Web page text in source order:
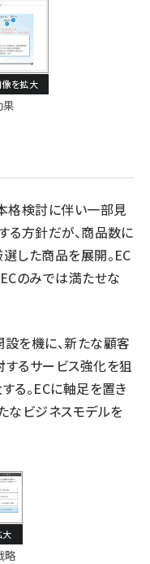
格検討に伴い一部見
る方針だが、商品数に
した商品を展開。EC
のみでは満たせな
を機に、新たな顧客
るサービス強化を狙
る。ECに軸足を置き
なビジネスモデルを
略